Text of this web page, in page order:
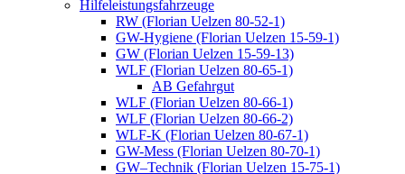
Hilfeleistungsfahrzeuge
RW (Florian Uelzen 80-52-1)
GW-Hygiene (Florian Uelzen 15-59-1)
GW (Florian Uelzen 15-59-13)
WLF (Florian Uelzen 80-65-1)
AB Gefahrgut
WLF (Florian Uelzen 80-66-1)
WLF (Florian Uelzen 80-66-2)
WLF-K (Florian Uelzen 80-67-1)
GW-Mess (Florian Uelzen 80-70-1)
GW–Technik (Florian Uelzen 15-75-1)